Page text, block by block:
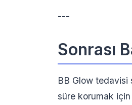
---
Sonrası
BB Glow tedavisi
süre korumak için